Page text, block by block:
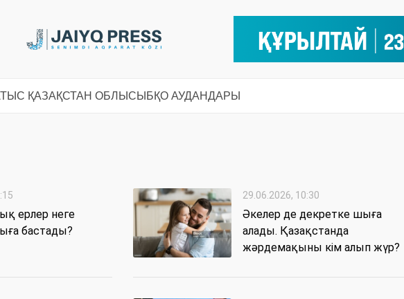
ҚАЗАҚСТАН ОБЛЫСЫ БҚО АУДАНДАРЫ
ерлер неге
бастады?
29.06.2026, 10:30
Әкелер де декретке шыға
алады. Қазақстанда
жәрдемақыны кім алып жүр?